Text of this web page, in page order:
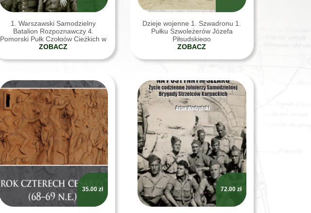
1. Warszawski Samodzielny
Batalion Rozpoznawczy 4.
Pomorski Pułk Czołgów Ciężkich w
dokumentach
ZOBACZ
Dzieje wojenne 1. Szwadronu 1.
Pułku Szwoleżerów Józefa
Piłsudskiego
ZOBACZ
35.00 zł 72.00 zł